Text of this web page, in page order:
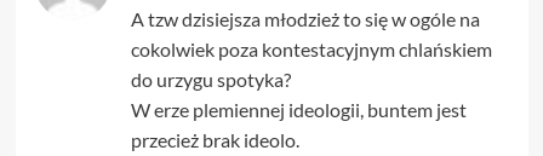
A tzw dzisiejsza młodzież to się w ogóle na
cokolwiek poza kontestacyjnym chlańskiem
do urzygu spotyka?
W erze plemiennej ideologii, buntem jest
przecież brak ideolo.